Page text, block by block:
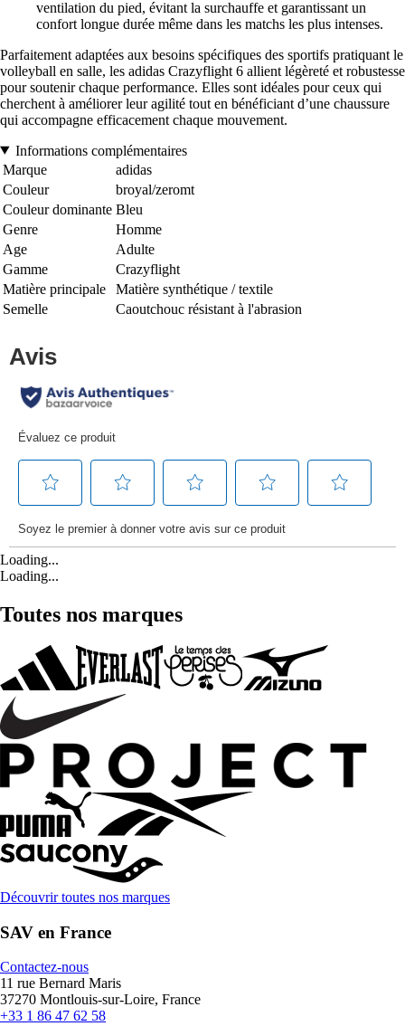
ventilation du pied, évitant la surchauffe et garantissant un
confort longue durée même dans les matchs les plus intenses.
Parfaitement adaptées aux besoins spécifiques des sportifs pratiquant le
volleyball en salle, les adidas Crazyflight 6 allient légèreté et robustesse
pour soutenir chaque performance. Elles sont idéales pour ceux qui
cherchent à améliorer leur agilité tout en bénéficiant d’une chaussure
qui accompagne efficacement chaque mouvement.
Informations complémentaires
Marque
adidas
Couleur
broyal/zeromt
Couleur dominante Bleu
Genre
Homme
Age
Adulte
Gamme
Crazyflight
Matière principale
Matière synthétique / textile
Semelle
Caoutchouc résistant à l'abrasion
Loading...
Loading...
Toutes nos marques
Découvrir toutes nos marques
SAV en France
Contactez-nous
11 rue Bernard Maris
37270 Montlouis-sur-Loire, France
+33 1 86 47 62 58